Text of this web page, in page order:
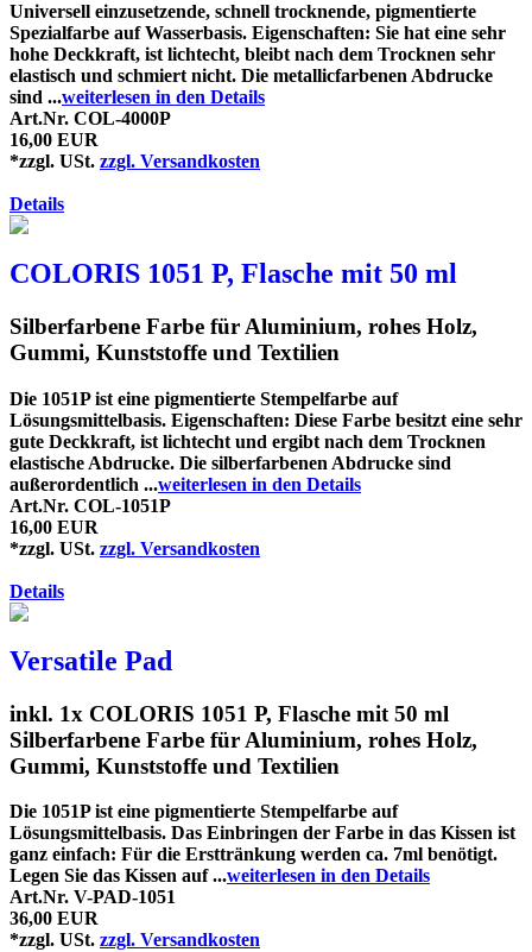
Universell einzusetzende, schnell trocknende, pigmentierte
Spezialfarbe auf Wasserbasis. Eigenschaften: Sie hat eine sehr
hohe Deckkraft, ist lichtecht, bleibt nach dem Trocknen sehr
elastisch und schmiert nicht. Die metallicfarbenen Abdrucke
sind ...weiterlesen in den Details
Art.Nr. COL-4000P
16,00 EUR
*zzgl. USt. zzgl. Versandkosten
Details
COLORIS 1051 P, Flasche mit 50 ml
Silberfarbene Farbe für Aluminium, rohes Holz,
Gummi, Kunststoffe und Textilien
Die 1051P ist eine pigmentierte Stempelfarbe auf
Lösungsmittelbasis. Eigenschaften: Diese Farbe besitzt eine sehr
gute Deckkraft, ist lichtecht und ergibt nach dem Trocknen
elastische Abdrucke. Die silberfarbenen Abdrucke sind
außerordentlich ...weiterlesen in den Details
Art.Nr. COL-1051P
16,00 EUR
*zzgl. USt. zzgl. Versandkosten
Details
Versatile Pad
inkl. 1x COLORIS 1051 P, Flasche mit 50 ml
Silberfarbene Farbe für Aluminium, rohes Holz,
Gummi, Kunststoffe und Textilien
Die 1051P ist eine pigmentierte Stempelfarbe auf
Lösungsmittelbasis. Das Einbringen der Farbe in das Kissen ist
ganz einfach: Für die Ersttränkung werden ca. 7ml benötigt.
Legen Sie das Kissen auf ...weiterlesen in den Details
Art.Nr. V-PAD-1051
36,00 EUR
*zzgl. USt. zzgl. Versandkosten